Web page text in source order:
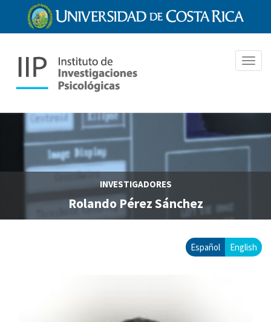
contenido
INVESTIGADORES
Rolando Pérez Sánchez
Español English